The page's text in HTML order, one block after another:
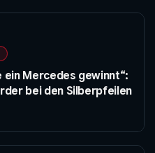
ein Mercedes gewinnt“:
bei den Silberpfeilen